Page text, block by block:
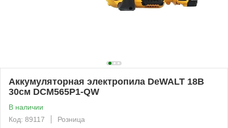
Аккумуляторная электропила DeWALT 18В
30см DCM565P1-QW
В наличии
Код: 89117
Розница